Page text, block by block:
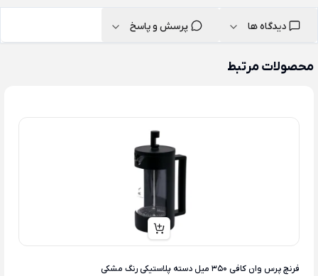
دیدگاه ها پرسش و پاسخ
محصولات مرتبط
فرنچ پرس وان کافی 350 میل دسته پلاستیکی رنگ مشکی